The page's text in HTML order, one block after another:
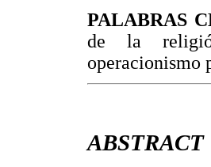
PALABRAS
de la
operacionismo
ABSTRACT